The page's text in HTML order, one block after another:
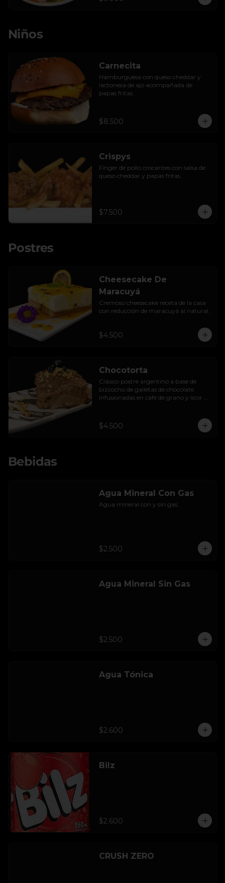
Niños
Carnecita
Hamburguesa con queso cheddar y
lactonesa de ajo acompañada de
papas fritas.
$8.500
Crispys
Finger de pollo crocantes con salsa de
queso cheddar y papas fritas.
$7.500
Postres
Cheesecake De
Maracuyá
Cremoso cheesecake receta de la casa
con reducción de maracuyá al natural.
$4.500
Chocotorta
Clásico postre argentino a base de
bizcocho de galletas de chocolate
infusionadas en café de grano y licor de
$4.500
Bebidas
Agua Mineral Con Gas
Agua mineral con y sin gas.
$2.500
Agua Mineral Sin Gas
$2.500
Agua Tónica
$2.600
Bilz
$2.600
CRUSH ZERO